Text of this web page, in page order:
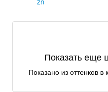
Показать еще
Показано из оттенков в